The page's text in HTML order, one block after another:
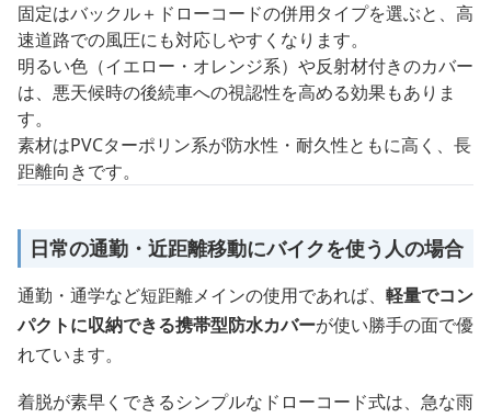
固定はバックル＋ドローコードの併用タイプを選ぶと、高
速道路での風圧にも対応しやすくなります。
明るい色（イエロー・オレンジ系）や反射材付きのカバー
は、悪天候時の後続車への視認性を高める効果もありま
す。
素材はPVCターポリン系が防水性・耐久性ともに高く、長
距離向きです。
日常の通勤・近距離移動にバイクを使う人の場合
通勤・通学など短距離メインの使用であれば、 軽量でコン
パクトに収納できる携帯型防水カバーが使い勝手の面で優
れています。
着脱が素早くできるシンプルなドローコード式は、急な雨